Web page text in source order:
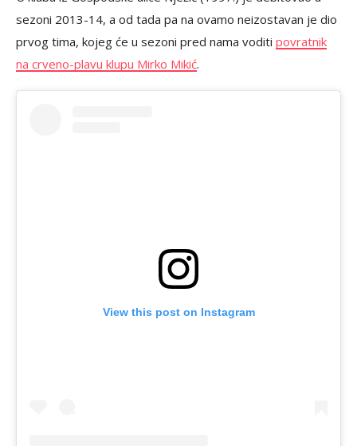
sezoni 2013-14, a od tada pa na ovamo neizostavan je dio
prvog tima, kojeg će u sezoni pred nama voditi povratnik
na crveno-plavu klupu Mirko Mikić.
View this post on Instagram